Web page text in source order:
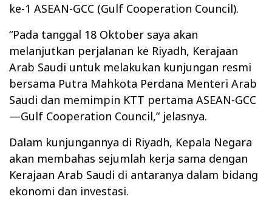
ke-1 ASEAN-GCC (Gulf Cooperation Council).
“Pada tanggal 18 Oktober saya akan
melanjutkan perjalanan ke Riyadh, Kerajaan
Arab Saudi untuk melakukan kunjungan resmi
bersama Putra Mahkota Perdana Menteri Arab
Saudi dan memimpin KTT pertama ASEAN-GCC
—Gulf Cooperation Council,” jelasnya.
Dalam kunjungannya di Riyadh, Kepala Negara
akan membahas sejumlah kerja sama dengan
Kerajaan Arab Saudi di antaranya dalam bidang
ekonomi dan investasi.